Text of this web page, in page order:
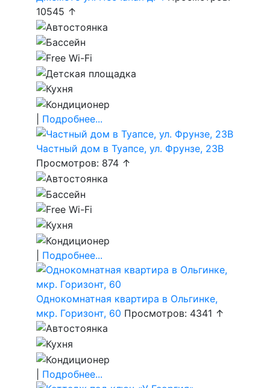
10545 ↑
Подробнее...
Частный дом в Туапсе, ул. Фрунзе, 23В
Просмотров: 874 ↑
Подробнее...
Однокомнатная квартира в Ольгинке,
мкр. Горизонт, 60 Просмотров: 4341 ↑
Подробнее...